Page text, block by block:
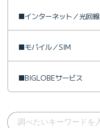
■インターネット／光回線
■モバイル／SIM
■BIGLOBEサービス